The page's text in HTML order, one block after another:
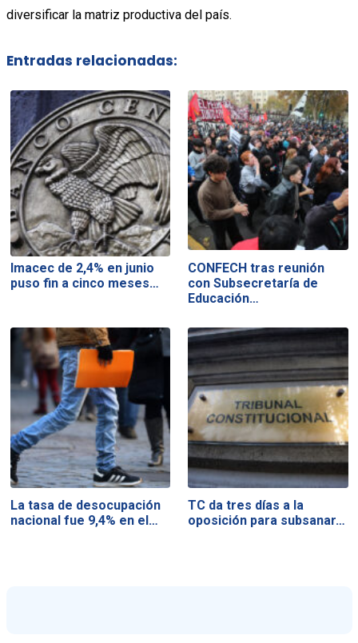
diversificar la matriz productiva del país.
Entradas relacionadas:
Imacec de 2,4% en junio
puso fin a cinco meses…
CONFECH tras reunión
con Subsecretaría de
Educación…
La tasa de desocupación
nacional fue 9,4% en el…
TC da tres días a la
oposición para subsanar…